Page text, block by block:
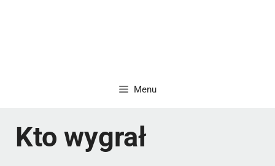
Menu
Kto wygrał